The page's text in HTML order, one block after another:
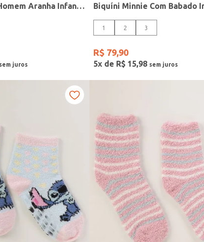
Meia Chenille Homem Aranha Infantil Para Menino - VERMELHO
1 2 3
R$ 79,90
5x de R$ 15,98